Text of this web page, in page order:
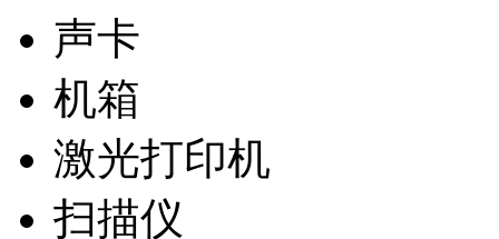
声卡
机箱
激光打印机
扫描仪